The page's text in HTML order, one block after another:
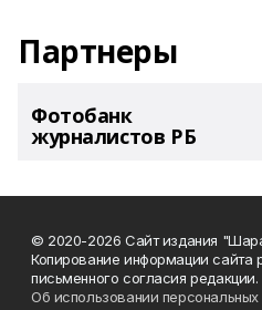
Партнеры
Фотобанк
журналистов РБ
© 2020-2026 Сайт издания
Копирование информации сайта
письменного согласия редакции.
Об использовании персональных